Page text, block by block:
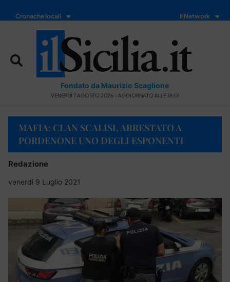
Cronache locali Il Network
Fondato da Maurizio Scaglione
VENERDÌ 7 AGOSTO 2026 - AGGIORNATO ALLE 18:01
MAFIA: CLAN SCALISI, ARRESTATO A
PORDENONE UNO DEGLI ESPONENTI
Redazione
venerdì 9 Luglio 2021